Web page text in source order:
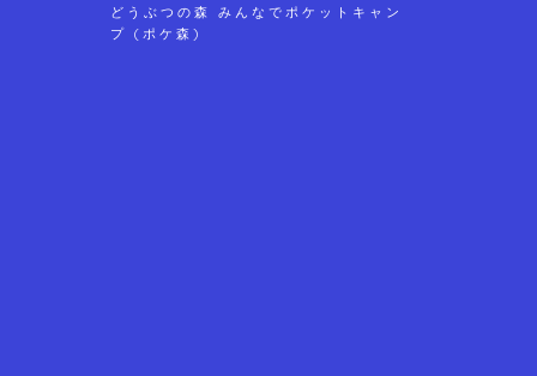
どうぶつの森 みんなでポケットキャン
プ (ポケ森)